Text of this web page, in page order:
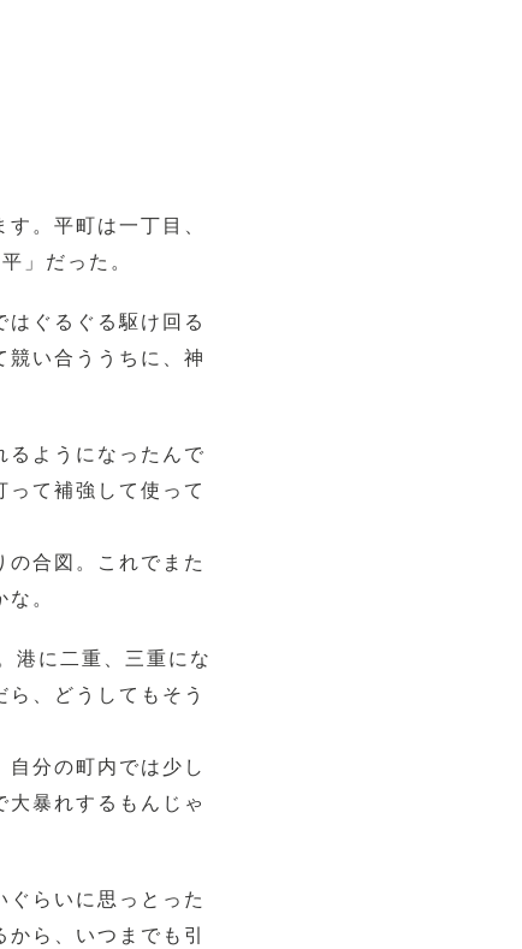
。平町は一丁目、
」だった。
ぐるぐる駆け回る
い合ううちに、神
るようになったんで
て補強して使って
合図。これでまた
。
港に二重、三重にな
、どうしてもそう
分の町内では少し
暴れするもんじゃ
らいに思っとった
ら、いつまでも引